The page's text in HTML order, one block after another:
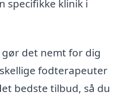
specifikke klinik i
det nemt for dig
fodterapeuter
bedste tilbud, så du